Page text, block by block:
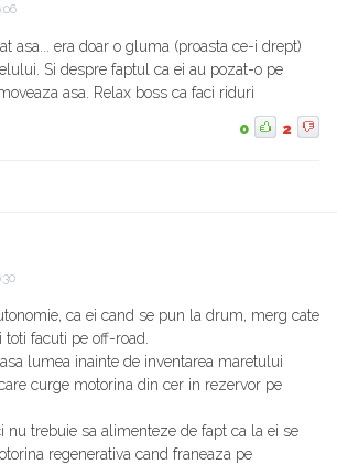
asa... era doar o gluma (proasta ce-i drept)
Si despre faptul ca ei au pozat-o pe
asa. Relax boss ca faci riduri
0 2
ca ei cand se pun la drum, merg cate
facuti pe off-road.
lumea inainte de inventarea maretului
curge motorina din cer in rezervor pe
nu trebuie sa alimenteze de fapt ca la ei se
regenerativa cand franeaza pe